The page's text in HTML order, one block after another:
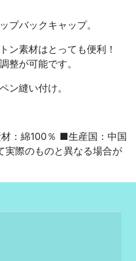
プバックキャップ。
ン素材はとっても便利！
整が可能です。
ン縫い付け。
：綿100％ ■生産国：中国
実際のものと異なる場合が